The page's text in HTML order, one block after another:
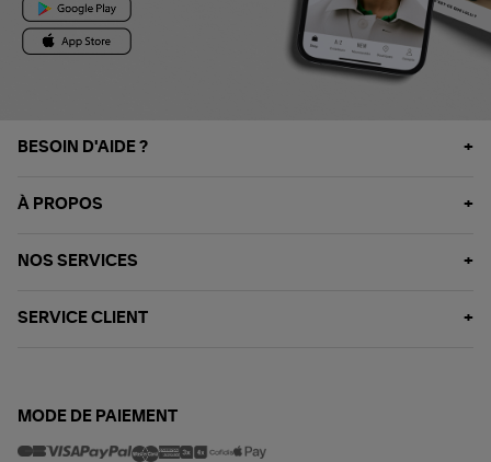
BESOIN D'AIDE ?
À PROPOS
NOS SERVICES
SERVICE CLIENT
MODE DE PAIEMENT